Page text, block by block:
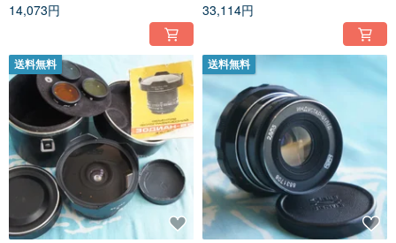
14,073円
用
33,114円
送料無料 送料無料